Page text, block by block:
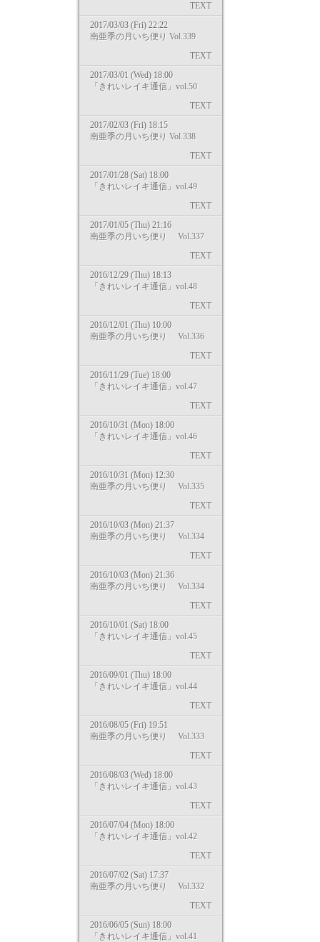
TEXT
2017/03/03 (Fri) 22:22
南亜季の月いち便り Vol.339
TEXT
2017/03/01 (Wed) 18:00
「きれいレイキ通信」vol.50
TEXT
2017/02/03 (Fri) 18:15
南亜季の月いち便り Vol.338
TEXT
2017/01/28 (Sat) 18:00
「きれいレイキ通信」vol.49
TEXT
2017/01/05 (Thu) 21:16
南亜季の月いち便り Vol.337
TEXT
2016/12/29 (Thu) 18:13
「きれいレイキ通信」vol.48
TEXT
2016/12/01 (Thu) 10:00
南亜季の月いち便り Vol.336
TEXT
2016/11/29 (Tue) 18:00
「きれいレイキ通信」vol.47
TEXT
2016/10/31 (Mon) 18:00
「きれいレイキ通信」vol.46
TEXT
2016/10/31 (Mon) 12:30
南亜季の月いち便り Vol.335
TEXT
2016/10/03 (Mon) 21:37
南亜季の月いち便り Vol.334
TEXT
2016/10/03 (Mon) 21:36
南亜季の月いち便り Vol.334
TEXT
2016/10/01 (Sat) 18:00
「きれいレイキ通信」vol.45
TEXT
2016/09/01 (Thu) 18:00
「きれいレイキ通信」vol.44
TEXT
2016/08/05 (Fri) 19:51
南亜季の月いち便り Vol.333
TEXT
2016/08/03 (Wed) 18:00
「きれいレイキ通信」vol.43
TEXT
2016/07/04 (Mon) 18:00
「きれいレイキ通信」vol.42
TEXT
2016/07/02 (Sat) 17:37
南亜季の月いち便り Vol.332
TEXT
2016/06/05 (Sun) 18:00
「きれいレイキ通信」vol.41